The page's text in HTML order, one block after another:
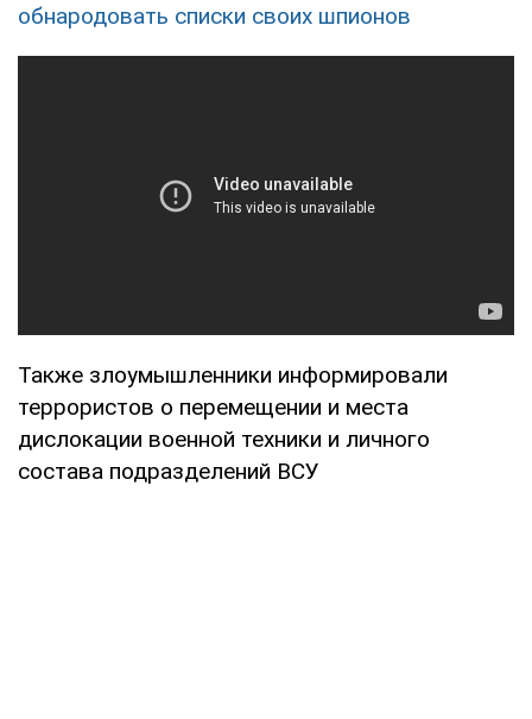
обнародовать списки своих шпионов
Также злоумышленники информировали
террористов о перемещении и места
дислокации военной техники и личного
состава подразделений ВСУ